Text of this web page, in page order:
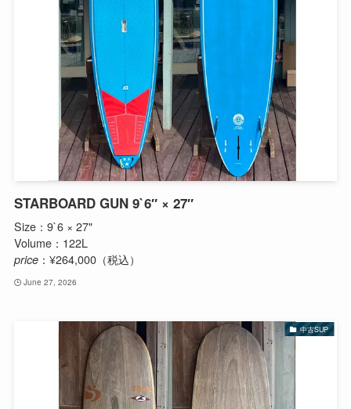
STARBOARD GUN 9`6″ × 27″
Size：9`6 × 27"
Volume：122L
price：¥264,000（税込）
June 27, 2026
中古SUP